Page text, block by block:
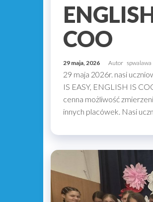
COO
29 maja, 2026 Autor spwalawa
29 maja 2026r. nasi
IS EASY, ENGLISH IS
cenna możliwość
innych placówek. Nasi